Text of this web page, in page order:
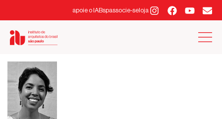
apoie o IABspassocie-seloja